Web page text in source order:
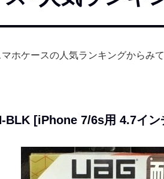
ホケースの人気ランキングからみて
BLK [iPhone 7/6s用 4.7イ